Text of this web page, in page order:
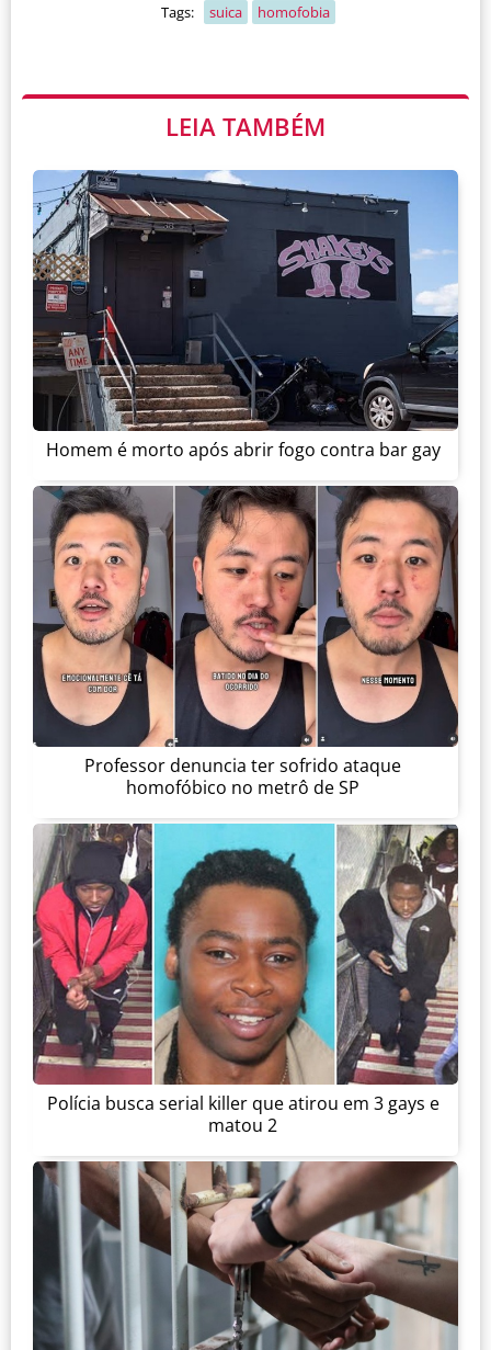
Tags: suica homofobia
LEIA TAMBÉM
Homem é morto após abrir fogo contra bar gay
Professor denuncia ter sofrido ataque
homofóbico no metrô de SP
Polícia busca serial killer que atirou em 3 gays e
matou 2